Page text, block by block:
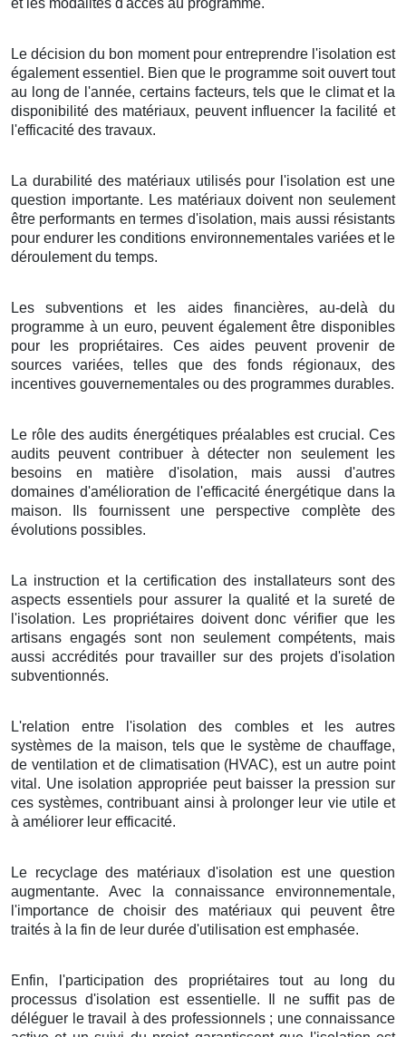
Le décision du bon moment pour entreprendre l'isolation est
également essentiel. Bien que le programme soit ouvert tout
au long de l'année, certains facteurs, tels que le climat et la
disponibilité des matériaux, peuvent influencer la facilité et
l'efficacité des travaux.
La durabilité des matériaux utilisés pour l'isolation est une
question importante. Les matériaux doivent non seulement
être performants en termes d'isolation, mais aussi résistants
pour endurer les conditions environnementales variées et le
déroulement du temps.
Les subventions et les aides financières, au-delà du
programme à un euro, peuvent également être disponibles
pour les propriétaires. Ces aides peuvent provenir de
sources variées, telles que des fonds régionaux, des
incentives gouvernementales ou des programmes durables.
Le rôle des audits énergétiques préalables est crucial. Ces
audits peuvent contribuer à détecter non seulement les
besoins en matière d'isolation, mais aussi d'autres
domaines d'amélioration de l'efficacité énergétique dans la
maison. Ils fournissent une perspective complète des
évolutions possibles.
La instruction et la certification des installateurs sont des
aspects essentiels pour assurer la qualité et la sureté de
l'isolation. Les propriétaires doivent donc vérifier que les
artisans engagés sont non seulement compétents, mais
aussi accrédités pour travailler sur des projets d'isolation
subventionnés.
L'relation entre l'isolation des combles et les autres
systèmes de la maison, tels que le système de chauffage,
de ventilation et de climatisation (HVAC), est un autre point
vital. Une isolation appropriée peut baisser la pression sur
ces systèmes, contribuant ainsi à prolonger leur vie utile et
à améliorer leur efficacité.
Le recyclage des matériaux d'isolation est une question
augmentante. Avec la connaissance environnementale,
l'importance de choisir des matériaux qui peuvent être
traités à la fin de leur durée d'utilisation est emphasée.
Enfin, l'participation des propriétaires tout au long du
processus d'isolation est essentielle. Il ne suffit pas de
déléguer le travail à des professionnels ; une connaissance